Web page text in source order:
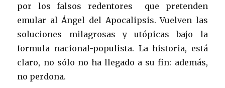
por los falsos redentores que pretenden
emular al Ángel del Apocalipsis. Vuelven las
soluciones milagrosas y utópicas bajo la
formula nacional-populista. La historia, está
claro, no sólo no ha llegado a su fin: además,
no perdona.